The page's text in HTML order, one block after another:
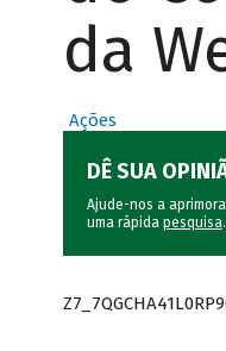
da
Ações
DÊ SUA
Ajude-nos a
uma rápida pesquisa.